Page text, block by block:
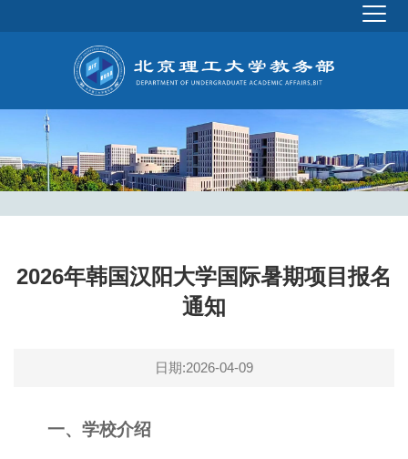
2026年韩国汉阳大学国际暑期项目报名
通知
日期:2026-04-09
一、学校介绍